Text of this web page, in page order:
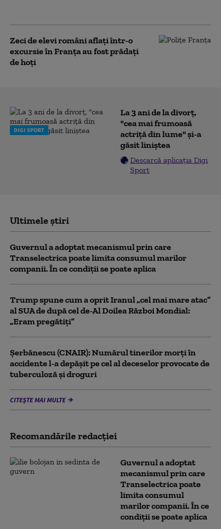
Zeci de elevi români aflați într-o
excursie în Franța au fost prădați
de hoți
DIGI SPORT
La 3 ani de la divorț,
"cea mai frumoasă
actriță din lume" și-a
găsit liniștea
Descarcă aplicația Digi
Sport
Ultimele știri
Guvernul a adoptat mecanismul prin care
Transelectrica poate limita consumul marilor
companii. În ce condiții se poate aplica
Trump spune cum a oprit Iranul „cel mai mare atac”
al SUA de după cel de-Al Doilea Război Mondial:
„Eram pregătiți”
Şerbănescu (CNAIR): Numărul tinerilor morţi în
accidente l-a depăşit pe cel al deceselor provocate de
tuberculoză şi droguri
CITEȘTE MAI MULTE
Recomandările redacţiei
Guvernul a adoptat
mecanismul prin care
Transelectrica poate
limita consumul
marilor companii. În ce
condiții se poate aplica